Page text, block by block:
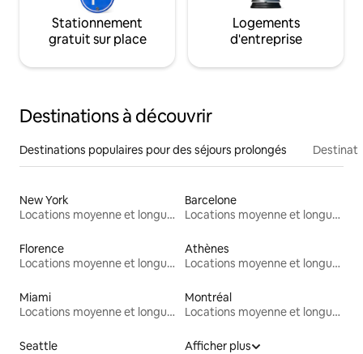
Stationnement
gratuit sur place
Logements
d'entreprise
Destinations à découvrir
Destinations populaires pour des séjours prolongés
New York
Locations moyenne et longue durée
Barcelone
Locations moyenne et longue durée
Florence
Locations moyenne et longue durée
Athènes
Locations moyenne et longue durée
Miami
Locations moyenne et longue durée
Montréal
Locations moyenne et longue durée
Seattle
Afficher plus